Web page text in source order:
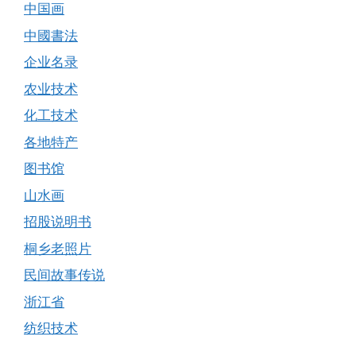
中国画
中國書法
企业名录
农业技术
化工技术
各地特产
图书馆
山水画
招股说明书
桐乡老照片
民间故事传说
浙江省
纺织技术